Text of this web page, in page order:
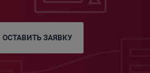
ОСТАВИТЬ ЗАЯВКУ